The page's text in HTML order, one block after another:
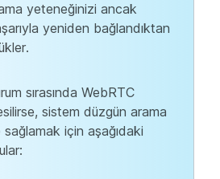
yeteneğinizi ancak
yeniden bağlandıktan
sırasında WebRTC
sistem düzgün arama
için aşağıdaki